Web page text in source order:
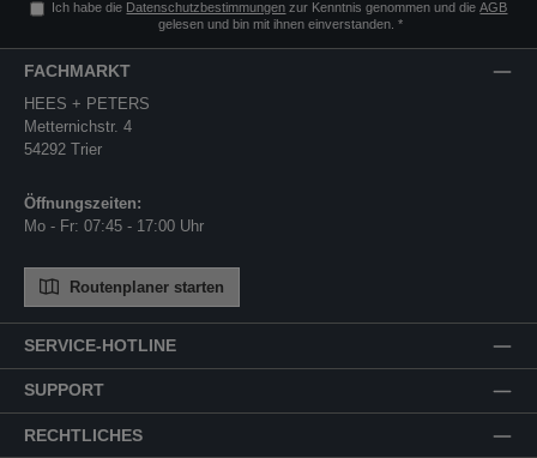
Ich habe die Datenschutzbestimmungen zur Kenntnis genommen und dieAGB
gelesen und bin mit ihnen einverstanden. *
SERVICE-HOTLINE
SUPPORT
RECHTLICHES
FACHMARKT
HEES + PETERS
Metternichstr. 4
54292 Trier
Öffnungszeiten:
Mo - Fr: 07:45 - 17:00 Uhr
Routenplaner starten